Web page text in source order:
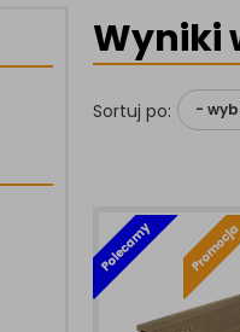
Wyniki
Sortuj po: